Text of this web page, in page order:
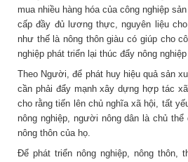
mua nhiều hàng hóa của công nghiệp
cấp đầy đủ lương thực, nguyên liệu
như thế là nông thôn giàu có giúp cho
nghiệp phát triển lại thúc đẩy nông
Theo Người, để phát huy hiệu quả sản
cần phải đẩy mạnh xây dựng hợp tác
cho rằng tiến lên chủ nghĩa xã hội, tất
nông nghiệp, người nông dân là chủ
nông thôn của họ.
Để phát triển nông nghiệp, nông thôn,